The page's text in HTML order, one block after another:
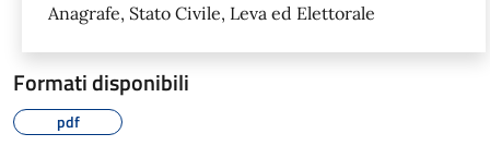
Anagrafe, Stato Civile, Leva ed Elettorale
Formati disponibili
pdf